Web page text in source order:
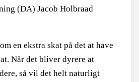
(DA) Jacob Holbraad
en ekstra skat på det at have
Når det bliver dyrere at
så vil det helt naturligt